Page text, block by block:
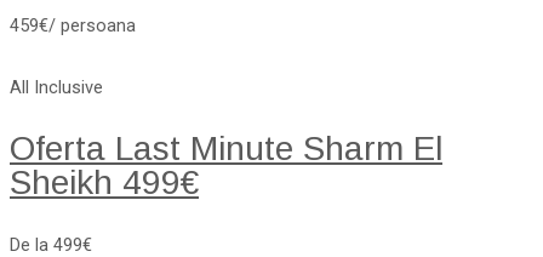
459€/ persoana
All Inclusive
Oferta Last Minute Sharm El
Sheikh 499€
De la 499€